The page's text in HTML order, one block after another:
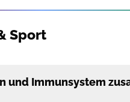
Sport
Immunsystem